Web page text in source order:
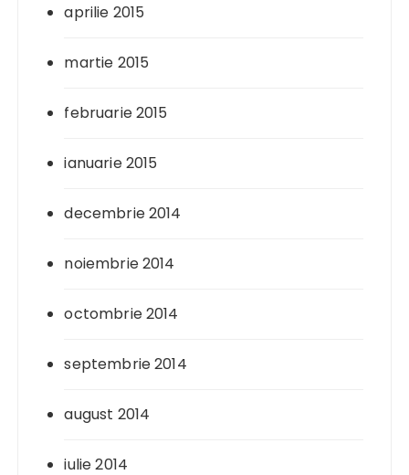
aprilie 2015
martie 2015
februarie 2015
ianuarie 2015
decembrie 2014
noiembrie 2014
octombrie 2014
septembrie 2014
august 2014
iulie 2014